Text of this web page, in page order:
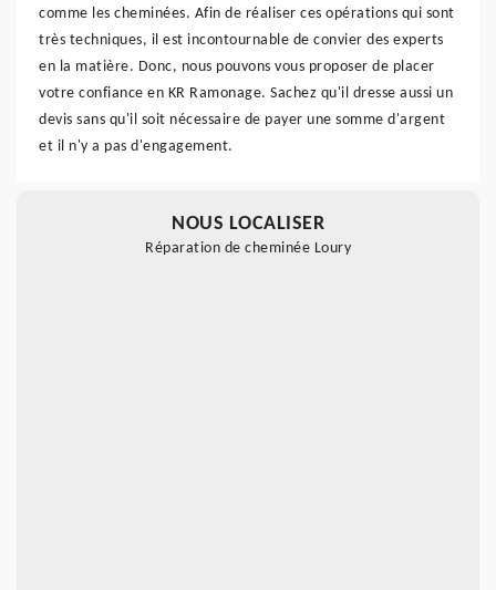
comme les cheminées. Afin de réaliser ces opérations qui sont
très techniques, il est incontournable de convier des experts
en la matière. Donc, nous pouvons vous proposer de placer
votre confiance en KR Ramonage. Sachez qu'il dresse aussi un
devis sans qu'il soit nécessaire de payer une somme d'argent
et il n'y a pas d'engagement.
NOUS LOCALISER
Réparation de cheminée Loury